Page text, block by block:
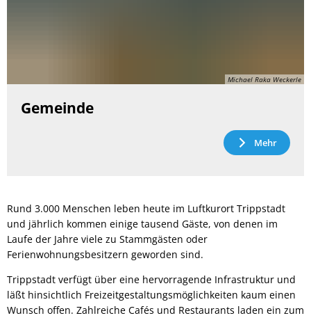
Michael Raka Weckerle
Gemeinde
Mehr
Rund 3.000 Menschen leben heute im Luftkurort Trippstadt
und jährlich kommen einige tausend Gäste, von denen im
Laufe der Jahre viele zu Stammgästen oder
Ferienwohnungsbesitzern geworden sind.
Trippstadt verfügt über eine hervorragende Infrastruktur und
läßt hinsichtlich Freizeitgestaltungsmöglichkeiten kaum einen
Wunsch offen. Zahlreiche Cafés und Restaurants laden ein zum